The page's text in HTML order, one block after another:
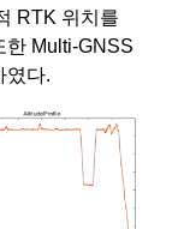
RTK 위치를
한 Multi-GNSS
였다.